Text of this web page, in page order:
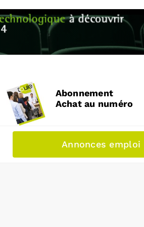
Abonnement
Achat au numéro
Annonces emploi